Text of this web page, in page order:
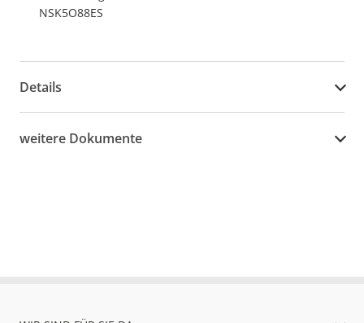
NSK5O88ES
Details
weitere Dokumente